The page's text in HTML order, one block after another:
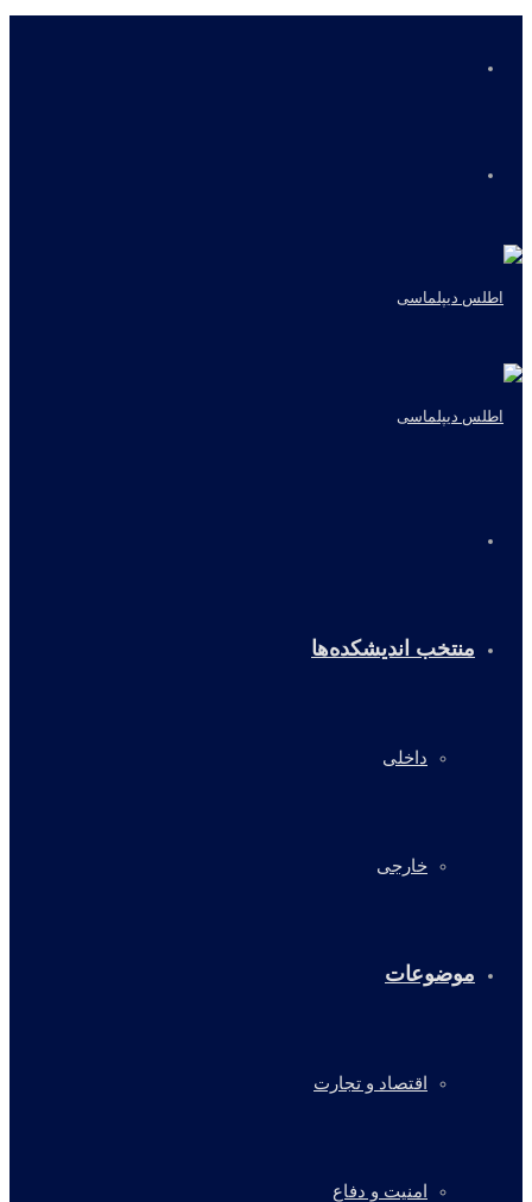
منتخب اندیشکده‌ها
داخلی
خارجی
موضوعات
اقتصاد و تجارت
امنیت و دفاع